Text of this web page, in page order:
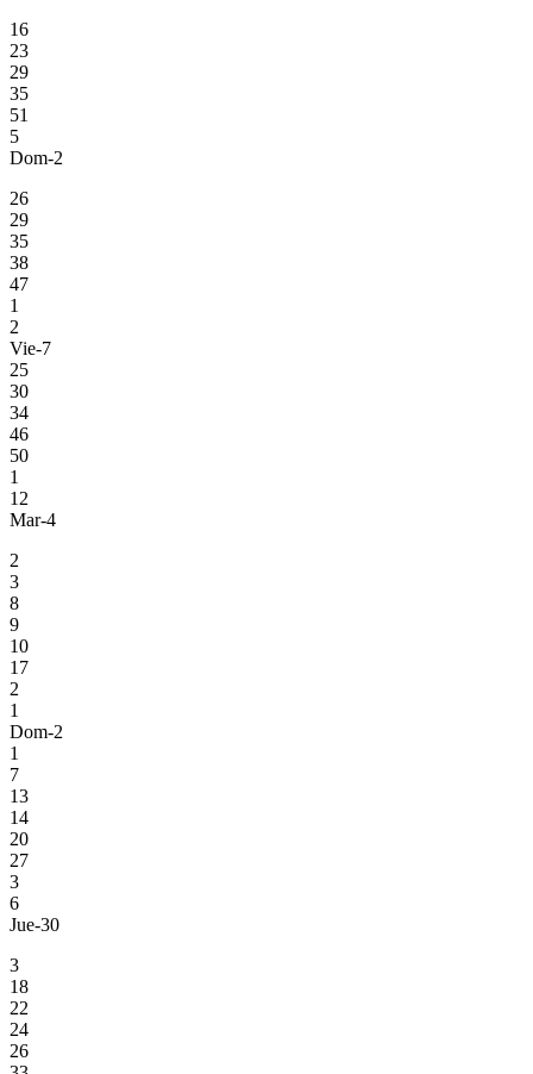
16
23
29
35
51
5
Dom-2
26
29
35
38
47
1
2
Vie-7
25
30
34
46
50
1
12
Mar-4
2
3
8
9
10
17
2
1
Dom-2
1
7
13
14
20
27
3
6
Jue-30
3
18
22
24
26